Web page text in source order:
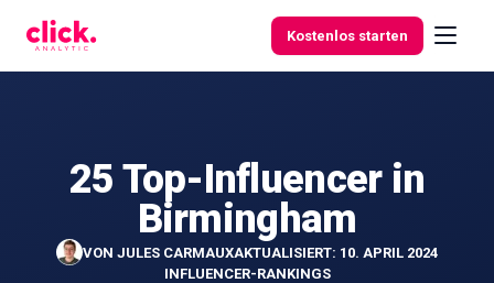
Kostenlos starten
Funktionen
Kostenlose
Tools
25 Top-Influencer in
Birmingham
VON JULES CARMAUXAKTUALISIERT: 10. APRIL 2024
INFLUENCER-RANKINGS